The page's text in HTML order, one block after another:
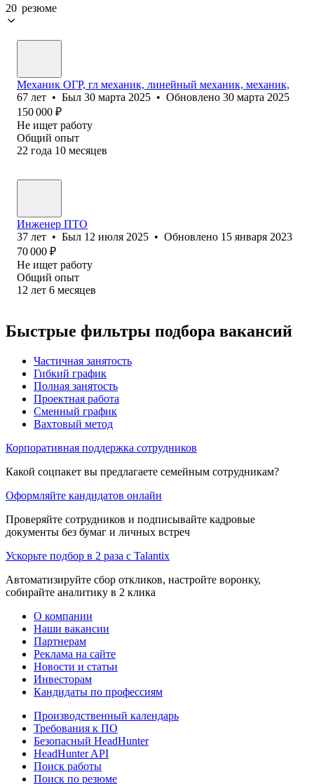
20 резюме
Механик ОГР, гл механик, линейный механик, механик,
67 лет • Был 30 марта 2025 • Обновлено 30 марта 2025
150 000 ₽
Не ищет работу
Общий опыт
22 года 10 месяцев
Инженер ПТО
37 лет • Был 12 июля 2025 • Обновлено 15 января 2023
70 000 ₽
Не ищет работу
Общий опыт
12 лет 6 месяцев
Быстрые фильтры подбора вакансий
Частичная занятость
Гибкий график
Полная занятость
Проектная работа
Сменный график
Вахтовый метод
Корпоративная поддержка сотрудников
Какой соцпакет вы предлагаете семейным сотрудникам?
Оформляйте кандидатов онлайн
Проверяйте сотрудников и подписывайте кадровые
документы без бумаг и личных встреч
Ускорьте подбор в 2 раза с Talantix
Автоматизируйте сбор откликов, настройте воронку,
собирайте аналитику в 2 клика
О компании
Наши вакансии
Партнерам
Реклама на сайте
Новости и статьи
Инвесторам
Кандидаты по профессиям
Производственный календарь
Требования к ПО
Безопасный HeadHunter
HeadHunter API
Поиск работы
Поиск по резюме